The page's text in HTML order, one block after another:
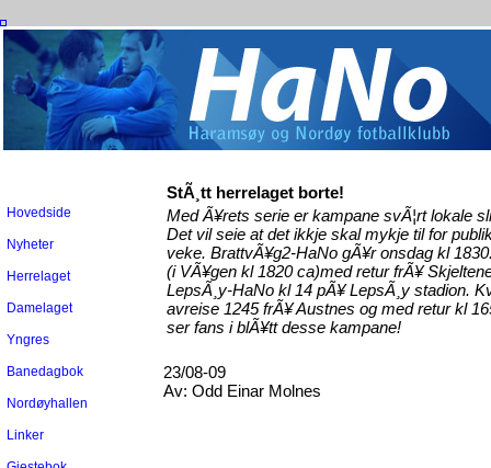
Hovedside
Nyheter
Herrelaget
Damelaget
Yngres
Banedagbok
Nordøyhallen
Linker
StÃ¸tt herrelaget borte!
Med Ã¥rets serie er kampane svÃ¦rt lokale
Det vil seie at det ikkje skal mykje til for
veke. BrattvÃ¥g2-HaNo gÃ¥r onsdag kl
(i VÃ¥gen kl 1820 ca)med retur frÃ¥
LepsÃ¸y-HaNo kl 14 pÃ¥ LepsÃ¸y stadion.
avreise 1245 frÃ¥ Austnes og med retur kl
ser fans i blÃ¥tt desse kampane!
23/08-09
Av: Odd Einar Molnes